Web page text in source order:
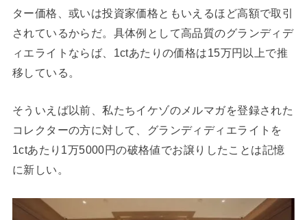
ター価格、或いは投資家価格ともいえるほど高額で取引
されているからだ。具体例として高品質のグランディデ
ィエライトならば、1ctあたりの価格は15万円以上で推
移している。
そういえば以前、私たちイケゾのメルマガを登録された
コレクターの方に対して、グランディディエライトを
1ctあたり1万5000円の破格値でお譲りしたことは記憶
に新しい。